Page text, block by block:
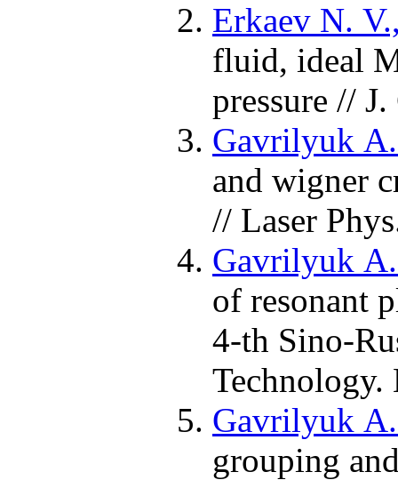
Erkaev N.
fluid, ideal
pressure //
Gavrilyuk
and wigner
// Laser
Gavrilyuk
of resonant
4-th Sino-
Gavrilyuk
grouping